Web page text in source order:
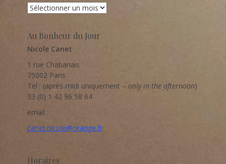
Historique
Au Bonheur du Jour
Nicole Canet
1 rue Chabanais
75002 Paris
Tel : (après-midi uniquement – only in the afternoon)
33 (0) 1 42 96 58 64
email :
canet.nicole@orange.fr
Horaires